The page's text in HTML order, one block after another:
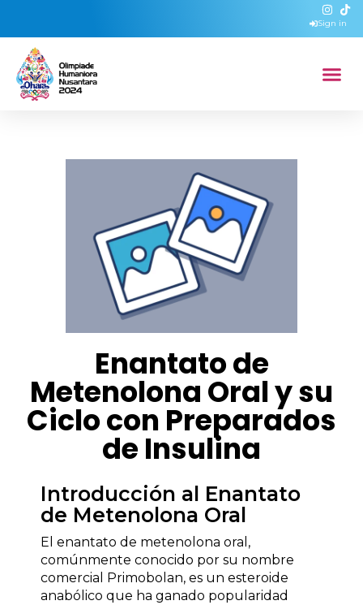
Sign in
Enantato de
Metenolona Oral y su
Ciclo con Preparados
de Insulina
Introducción al Enantato
de Metenolona Oral
El enantato de metenolona oral,
comúnmente conocido por su nombre
comercial Primobolan, es un esteroide
anabólico que ha ganado popularidad